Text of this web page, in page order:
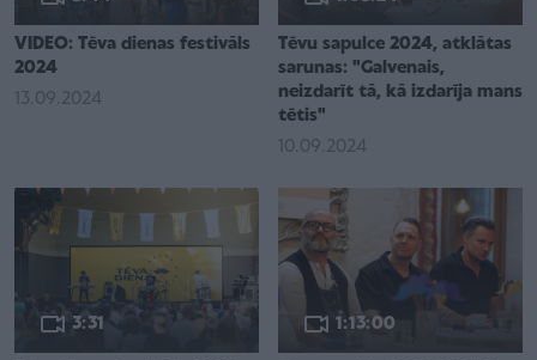
VIDEO: Tēva dienas festivāls
2024
13.09.2024
Tēvu sapulce 2024, atklātas
sarunas: "Galvenais,
neizdarīt tā, kā izdarīja mans
tētis"
10.09.2024
3:31 1:13:00